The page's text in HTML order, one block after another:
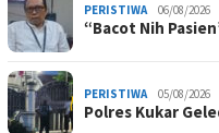
PERISTIWA 06/08/2026
“Bacot Nih
PERISTIWA 05/08/2026
Polres Kukar